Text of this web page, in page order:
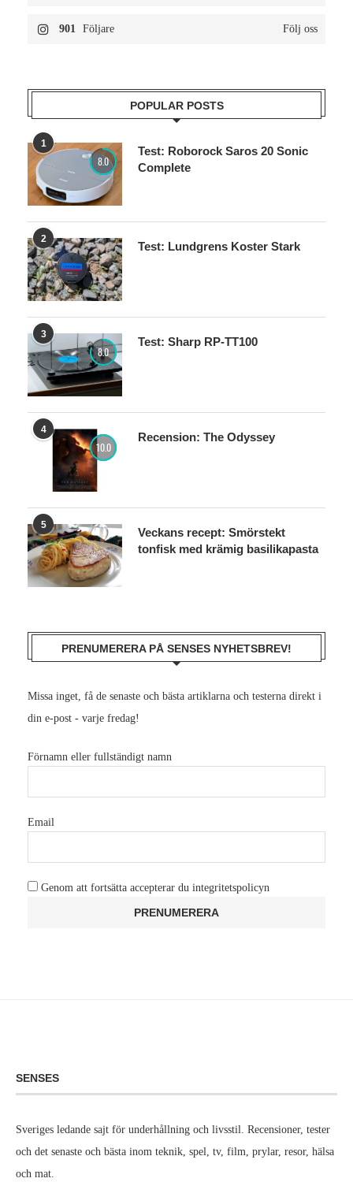
901 Följare Följ oss
POPULAR POSTS
1
8.0
Test: Roborock Saros 20 Sonic
Complete
2
Test: Lundgrens Koster Stark
3
8.0
Test: Sharp RP-TT100
4
10.0
Recension: The Odyssey
5
Veckans recept: Smörstekt
tonfisk med krämig basilikapasta
PRENUMERERA PÅ SENSES NYHETSBREV!
Missa inget, få de senaste och bästa artiklarna och testerna direkt i
din e-post - varje fredag!
Förnamn eller fullständigt namn
Email
Genom att fortsätta accepterar du integritetspolicyn
SENSES
Sveriges ledande sajt för underhållning och livsstil. Recensioner, tester
och det senaste och bästa inom teknik, spel, tv, film, prylar, resor, hälsa
och mat.